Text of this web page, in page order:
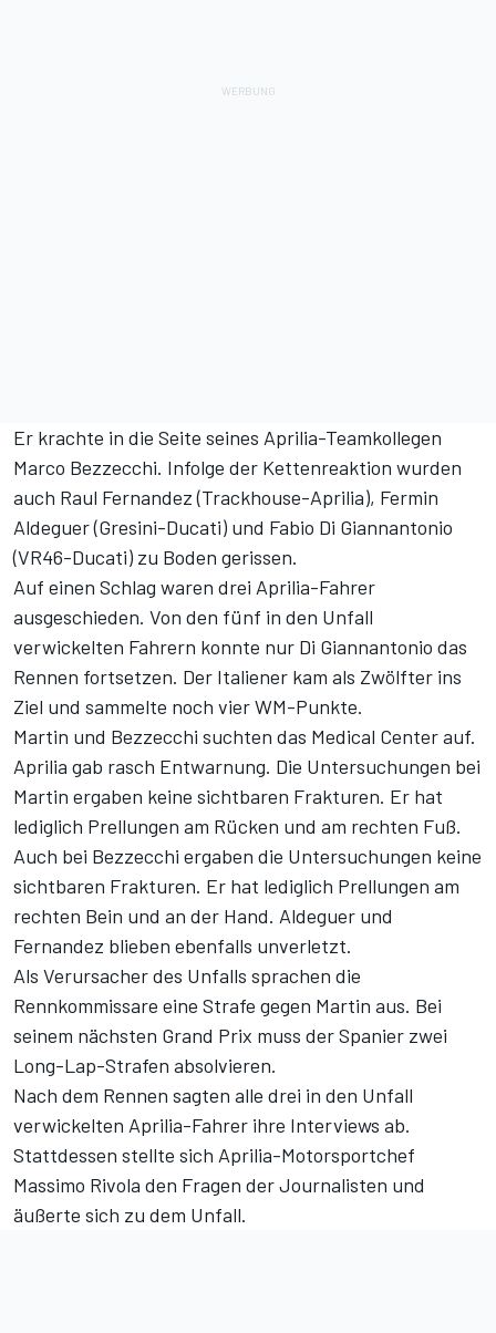
Er krachte in die Seite seines Aprilia-Teamkollegen
Marco Bezzecchi. Infolge der Kettenreaktion wurden
auch Raul Fernandez (Trackhouse-Aprilia), Fermin
Aldeguer (Gresini-Ducati) und Fabio Di Giannantonio
(VR46-Ducati) zu Boden gerissen.
Auf einen Schlag waren drei Aprilia-Fahrer
ausgeschieden. Von den fünf in den Unfall
verwickelten Fahrern konnte nur Di Giannantonio das
Rennen fortsetzen. Der Italiener kam als Zwölfter ins
Ziel und sammelte noch vier WM-Punkte.
Martin und Bezzecchi suchten das Medical Center auf.
Aprilia gab rasch Entwarnung. Die Untersuchungen bei
Martin ergaben keine sichtbaren Frakturen. Er hat
lediglich Prellungen am Rücken und am rechten Fuß.
Auch bei Bezzecchi ergaben die Untersuchungen keine
sichtbaren Frakturen. Er hat lediglich Prellungen am
rechten Bein und an der Hand. Aldeguer und
Fernandez blieben ebenfalls unverletzt.
Als Verursacher des Unfalls sprachen die
Rennkommissare eine Strafe gegen Martin aus. Bei
seinem nächsten Grand Prix muss der Spanier zwei
Long-Lap-Strafen absolvieren.
Nach dem Rennen sagten alle drei in den Unfall
verwickelten Aprilia-Fahrer ihre Interviews ab.
Stattdessen stellte sich Aprilia-Motorsportchef
Massimo Rivola den Fragen der Journalisten und
äußerte sich zu dem Unfall.